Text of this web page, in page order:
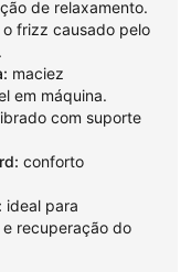
de relaxamento.
frizz causado pelo
maciez
em máquina.
com suporte
conforto
ideal para
recuperação do